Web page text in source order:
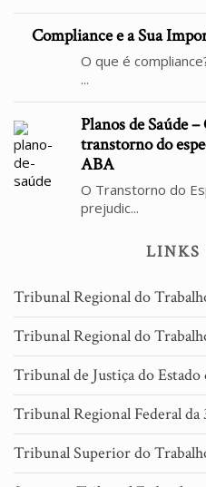
Compliance e a Sua
O que é
...
Planos de Saúde
transtorno do
ABA
O Transtorno do
prejudic...
LINKS
Tribunal Regional do
Tribunal Regional do
Tribunal de Justiça do Estado
Tribunal Regional Federal da
Tribunal Superior do